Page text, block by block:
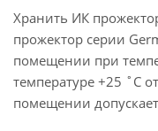
Хранить ИК
прожектор серии
помещении при
температуре +25 ˚С
помещении